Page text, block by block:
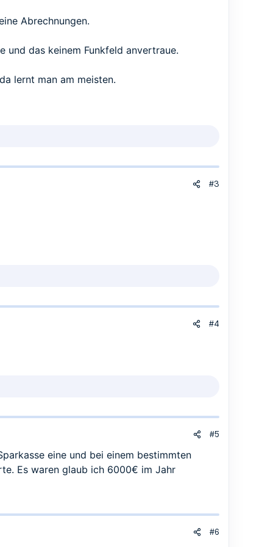
Abrechnungen.
und das keinem Funkfeld anvertraue.
lernt man am meisten.
#3
#4
#5
eine und bei einem bestimmten
Es waren glaub ich 6000€ im Jahr
#6